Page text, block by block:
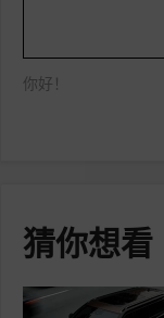
你好！
猜你想看